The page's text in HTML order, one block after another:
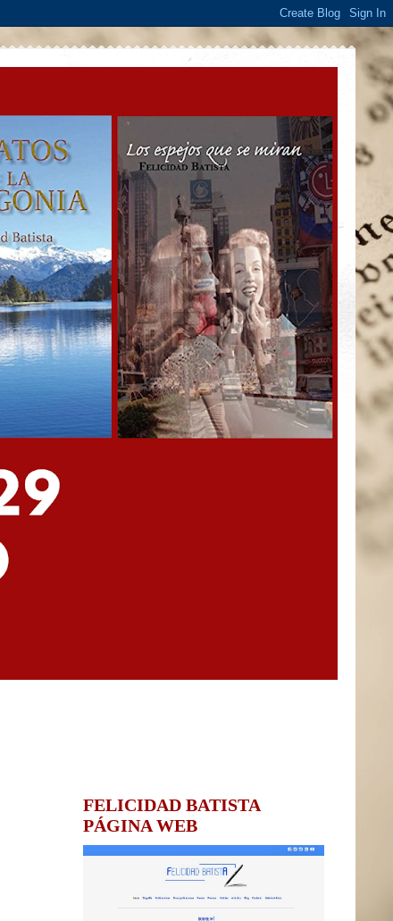
FELICIDAD BATISTA
PÁGINA WEB